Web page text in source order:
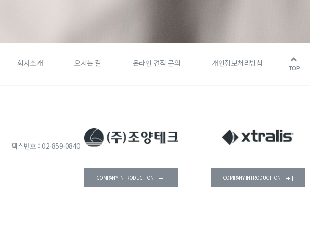
회사소개 오시는 길 온라인 견적 문의 개인정보처리방침
TOP
팩스번호 : 02-859-0840
COMPANY INTRODUCTION COMPANY INTRODUCTION